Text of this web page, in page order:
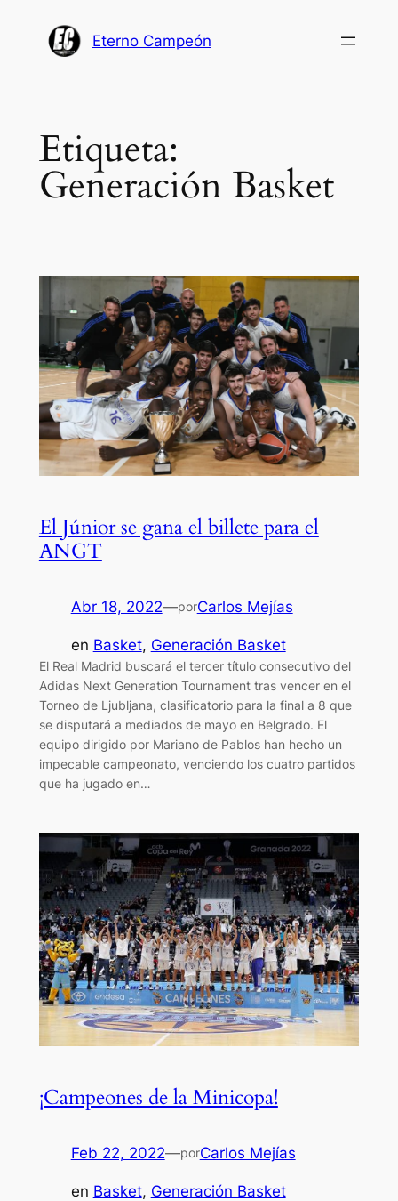
Eterno Campeón
Etiqueta:
Generación Basket
El Júnior se gana el billete para el
ANGT
Abr 18, 2022—porCarlos Mejías
en Basket, Generación Basket
El Real Madrid buscará el tercer título consecutivo del
Adidas Next Generation Tournament tras vencer en el
Torneo de Ljubljana, clasificatorio para la final a 8 que
se disputará a mediados de mayo en Belgrado. El
equipo dirigido por Mariano de Pablos han hecho un
impecable campeonato, venciendo los cuatro partidos
que ha jugado en…
¡Campeones de la Minicopa!
Feb 22, 2022—porCarlos Mejías
en Basket, Generación Basket